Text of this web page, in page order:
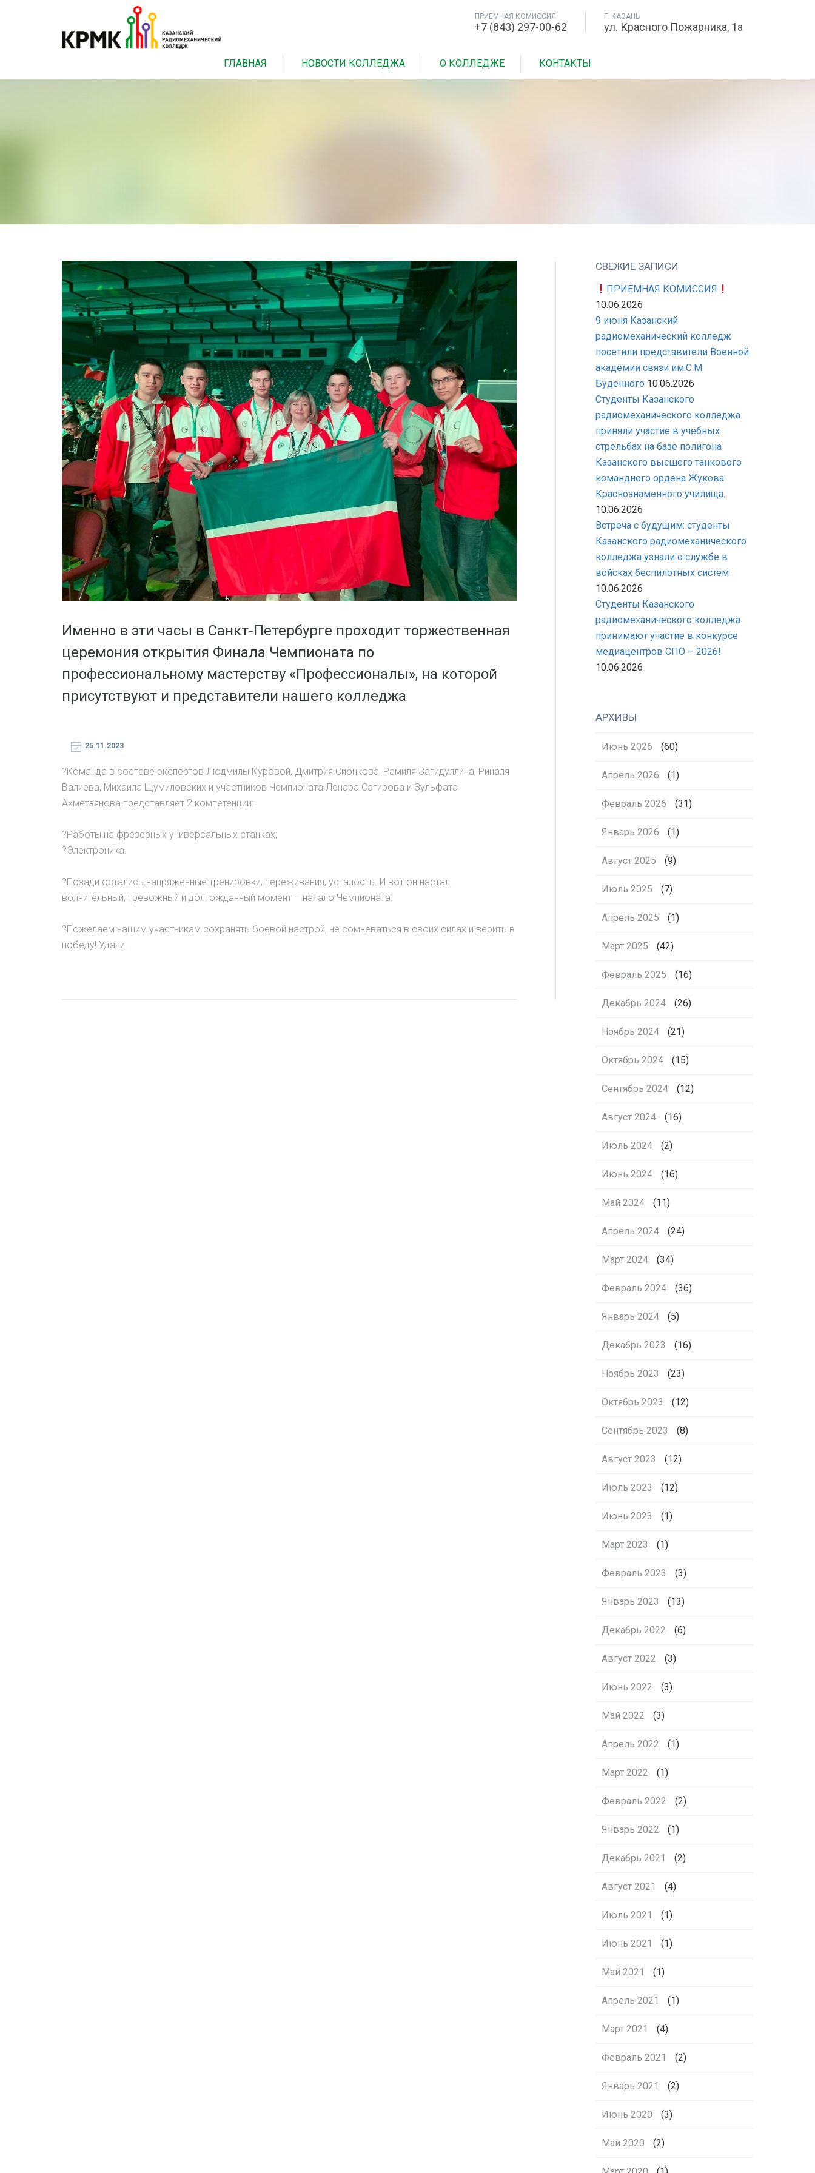
ПРИЕМНАЯ КОМИССИЯ
+7 (843) 297-00-62
Г. КАЗАНЬ
ул. Красного Пожарника, 1а
ГЛАВНАЯ НОВОСТИ КОЛЛЕДЖА О КОЛЛЕДЖЕ КОНТАКТЫ
Именно в эти часы в Санкт-Петербурге проходит торжественная
церемония открытия Финала Чемпионата по
профессиональному мастерству «Профессионалы», на которой
присутствуют и представители нашего колледжа
25.11.2023
?Команда в составе экспертов Людмилы Куровой, Дмитрия Сионкова, Рамиля Загидуллина, Риналя
Валиева, Михаила Щумиловских и участников Чемпионата Ленара Сагирова и Зульфата
Ахметзянова представляет 2 компетенции:
?Работы на фрезерных универсальных станках;
?Электроника.
?Позади остались напряженные тренировки, переживания, усталость. И вот он настал:
волнительный, тревожный и долгожданный момент – начало Чемпионата.
?Пожелаем нашим участникам сохранять боевой настрой, не сомневаться в своих силах и верить в
победу! Удачи!
СВЕЖИЕ ЗАПИСИ
ПРИЕМНАЯ КОМИССИЯ
10.06.2026
9 июня Казанский
радиомеханический колледж
посетили представители Военной
академии связи им.С.М.
Буденного 10.06.2026
Студенты Казанского
радиомеханического колледжа
приняли участие в учебных
стрельбах на базе полигона
Казанского высшего танкового
командного ордена Жукова
Краснознаменного училища.
10.06.2026
Встреча с будущим: студенты
Казанского радиомеханического
колледжа узнали о службе в
войсках беспилотных систем
10.06.2026
Студенты Казанского
радиомеханического колледжа
принимают участие в конкурсе
медиацентров СПО – 2026!
10.06.2026
АРХИВЫ
Июнь 2026 (60)
Апрель 2026 (1)
Февраль 2026 (31)
Январь 2026 (1)
Август 2025 (9)
Июль 2025 (7)
Апрель 2025 (1)
Март 2025 (42)
Февраль 2025 (16)
Декабрь 2024 (26)
Ноябрь 2024 (21)
Октябрь 2024 (15)
Сентябрь 2024 (12)
Август 2024 (16)
Июль 2024 (2)
Июнь 2024 (16)
Май 2024 (11)
Апрель 2024 (24)
Март 2024 (34)
Февраль 2024 (36)
Январь 2024 (5)
Декабрь 2023 (16)
Ноябрь 2023 (23)
Октябрь 2023 (12)
Сентябрь 2023 (8)
Август 2023 (12)
Июль 2023 (12)
Июнь 2023 (1)
Март 2023 (1)
Февраль 2023 (3)
Январь 2023 (13)
Декабрь 2022 (6)
Август 2022 (3)
Июнь 2022 (3)
Май 2022 (3)
Апрель 2022 (1)
Март 2022 (1)
Февраль 2022 (2)
Январь 2022 (1)
Декабрь 2021 (2)
Август 2021 (4)
Июль 2021 (1)
Июнь 2021 (1)
Май 2021 (1)
Апрель 2021 (1)
Март 2021 (4)
Февраль 2021 (2)
Январь 2021 (2)
Июнь 2020 (3)
Май 2020 (2)